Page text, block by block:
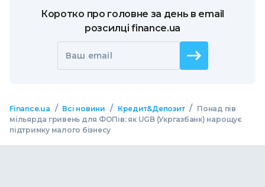
Коротко про головне за день в email
розсилці finance.ua
Ваш email
Finance.ua / Всі новини / Кредит&Депозит / Понад пів
мільярда гривень для ФОПів: як UGB (Укргазбанк) нарощує
підтримку малого бізнесу